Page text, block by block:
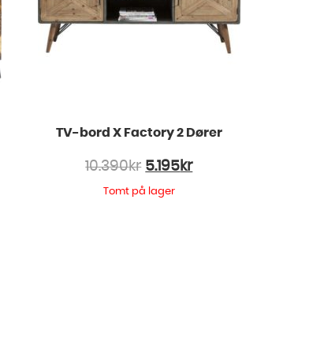
TV-bord X Factory 2 Dører
10.390kr 5.195 kr
Tomt på lager